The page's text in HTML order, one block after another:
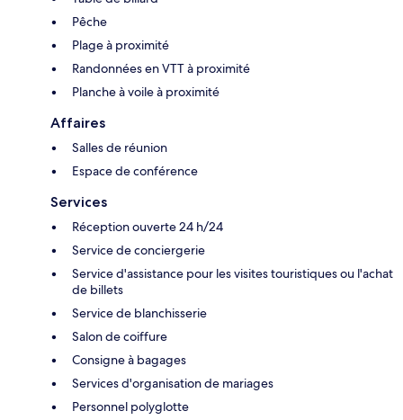
Pêche
Plage à proximité
Randonnées en VTT à proximité
Planche à voile à proximité
Affaires
Salles de réunion
Espace de conférence
Services
Réception ouverte 24 h/24
Service de conciergerie
Service d'assistance pour les visites touristiques ou l'achat
de billets
Service de blanchisserie
Salon de coiffure
Consigne à bagages
Services d'organisation de mariages
Personnel polyglotte